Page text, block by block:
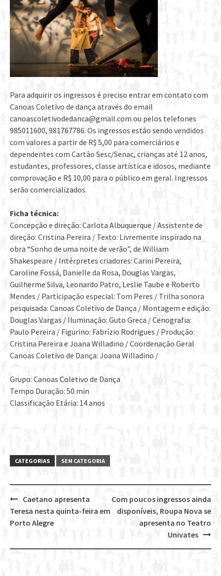
Para adquirir os ingressos é preciso entrar em contato com
Canoas Coletivo de dança através do email
canoascoletivodedanca@gmail.com ou pelos telefones
985011600, 981767786. Os ingressos estão sendo vendidos
com valores a partir de R$ 5,00 para comerciários e
dependentes com Cartão Sesc/Senac, crianças até 12 anos,
estudantes, professores, classe artística e idosos, mediante
comprovação e R$ 10,00 para o público em geral. Ingressos
serão comercializados.
Ficha técnica:
Concepção e direção: Carlota Albuquerque / Assistente de
direção: Cristina Pereira / Texto: Livremente inspirado na
obra “Sonho de uma noite de verão”, de William
Shakespeare / Intérpretes criadores: Carini Pereira,
Caroline Fossá, Danielle da Rosa, Douglas Vargas,
Guilherme Silva, Leonardo Patro, Leslie Taube e Roberto
Mendes / Participação especial: Tom Peres / Trilha sonora
pesquisada: Canoas Coletivo de Dança / Montagem e edição:
Douglas Vargas / Iluminação: Guto Greca / Cenografia:
Paulo Pereira / Figurino: Fabrízio Rodrigues / Produção:
Cristina Pereira e Joana Willadino / Coordenação Geral
Canoas Coletivo de Dança: Joana Willadino /
Grupo: Canoas Coletivo de Dança
Tempo Duração: 50 min
Classificação Etária: 14 anos
CATEGORIAS SEM CATEGORIA
Post
navigation
Com poucos ingressos ainda
disponíveis, Roupa Nova se
apresenta no Teatro
Univates
Caetano apresenta
Teresa nesta quinta-feira em
Porto Alegre